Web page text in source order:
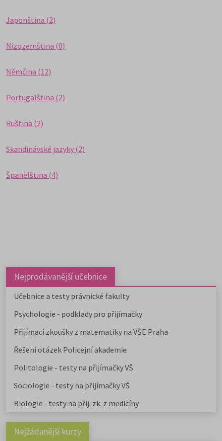
Japonština (2)
Nizozemština (0)
Němčina (12)
Portugalština (2)
Ruština (2)
Skandinávské jazyky (2)
Španělština (4)
Nejprodávanější učebnice
Učebnice a testy právnické fakulty
Psychologie - podklady pro přijímačky
Přijímací zkoušky z matematiky na VŠE Praha
Řešení otázek Policejní akademie
Politologie - testy na přijímačky VŠ
Sociologie - testy na přijímačky VŠ
Biologie - testy na přij. zk. z medicíny
Nejžádanější kurzy